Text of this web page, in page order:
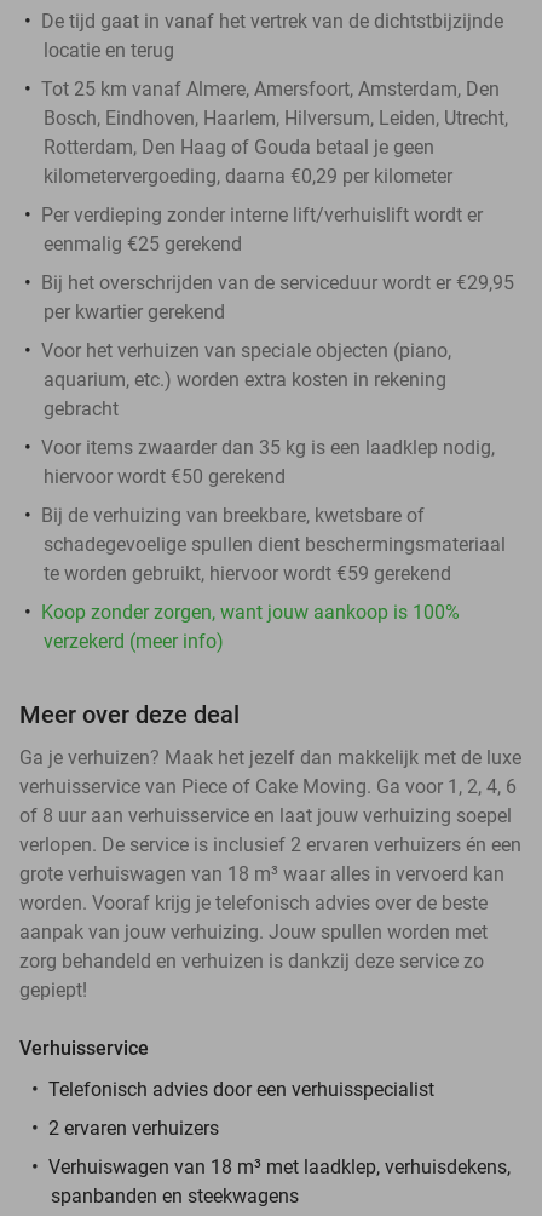
De tijd gaat in vanaf het vertrek van de dichtstbijzijnde
locatie en terug
Tot 25 km vanaf Almere, Amersfoort, Amsterdam, Den
Bosch, Eindhoven, Haarlem, Hilversum, Leiden, Utrecht,
Rotterdam, Den Haag of Gouda betaal je geen
kilometervergoeding, daarna €0,29 per kilometer
Per verdieping zonder interne lift/verhuislift wordt er
eenmalig €25 gerekend
Bij het overschrijden van de serviceduur wordt er €29,95
per kwartier gerekend
Voor het verhuizen van speciale objecten (piano,
aquarium, etc.) worden extra kosten in rekening
gebracht
Voor items zwaarder dan 35 kg is een laadklep nodig,
hiervoor wordt €50 gerekend
Bij de verhuizing van breekbare, kwetsbare of
schadegevoelige spullen dient beschermingsmateriaal
te worden gebruikt, hiervoor wordt €59 gerekend
Koop zonder zorgen, want jouw aankoop is 100%
verzekerd (meer info)
Meer over deze deal
Ga je verhuizen? Maak het jezelf dan makkelijk met de luxe
verhuisservice van Piece of Cake Moving. Ga voor 1, 2, 4, 6
of 8 uur aan verhuisservice en laat jouw verhuizing soepel
verlopen. De service is inclusief 2 ervaren verhuizers én een
grote verhuiswagen van 18 m³ waar alles in vervoerd kan
worden. Vooraf krijg je telefonisch advies over de beste
aanpak van jouw verhuizing. Jouw spullen worden met
zorg behandeld en verhuizen is dankzij deze service zo
gepiept!
Verhuisservice
Telefonisch advies door een verhuisspecialist
2 ervaren verhuizers
Verhuiswagen van 18 m³ met laadklep, verhuisdekens,
spanbanden en steekwagens